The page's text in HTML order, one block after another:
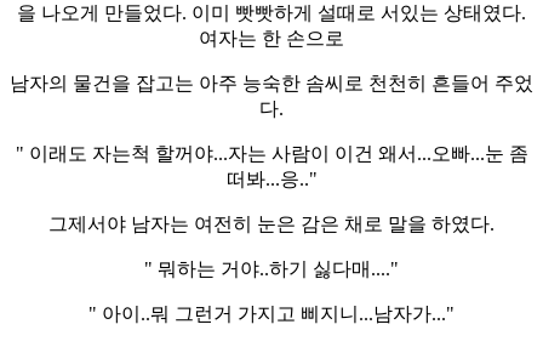
을 나오게 만들었다. 이미 빳빳하게 설때로 서있는 상태였다.
여자는 한 손으로
남자의 물건을 잡고는 아주 능숙한 솜씨로 천천히 흔들어 주었
다.
" 이래도 자는척 할꺼야...자는 사람이 이건 왜서...오빠...눈 좀
떠봐...응.."
그제서야 남자는 여전히 눈은 감은 채로 말을 하였다.
" 뭐하는 거야..하기 싫다매...."
" 아이..뭐 그런거 가지고 삐지니...남자가..."